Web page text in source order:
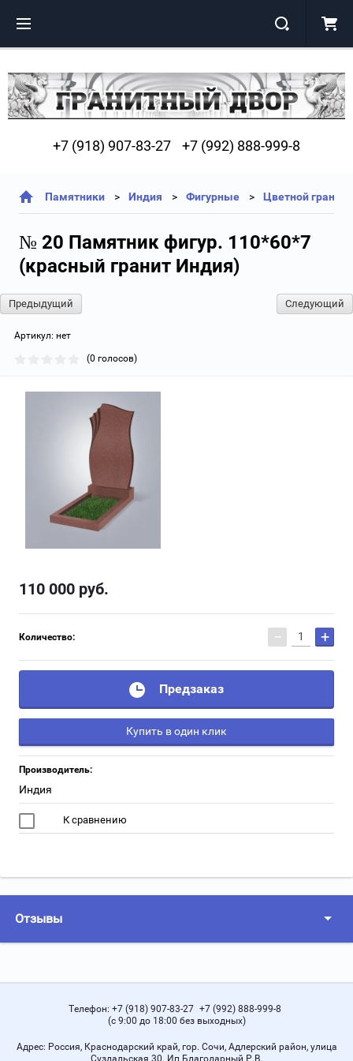
+7 (918) 907-83-27 +7 (992) 888-999-8
Памятники Индия Фигурные Цветной гранит
№ 20 Памятник фигур. 110*60*7
(красный гранит Индия)
Предыдущий Следующий
Артикул: нет
(0 голосов)
110 000 руб.
Количество: − +
Предзаказ
Купить в один клик
Производитель:
Индия
К сравнению
Отзывы
Телефон: +7 (918) 907-83-27 +7 (992) 888-999-8
(с 9:00 до 18:00 без выходных)
Адрес: Россия, Краснодарский край, гор. Сочи, Адлерский район, улица
Суздальская 30. Ип Благодарный Р.В.